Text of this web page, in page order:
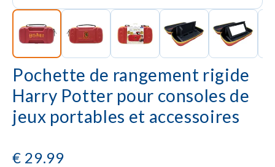
Pochette de rangement rigide
Harry Potter pour consoles de
jeux portables et accessoires
€ 29.99